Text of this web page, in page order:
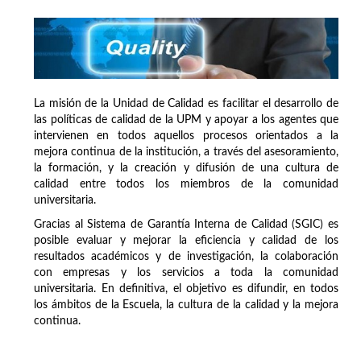
La misión de la Unidad de Calidad es facilitar el desarrollo de
las políticas de calidad de la UPM y apoyar a los agentes que
intervienen en todos aquellos procesos orientados a la
mejora continua de la institución, a través del asesoramiento,
la formación, y la creación y difusión de una cultura de
calidad entre todos los miembros de la comunidad
universitaria.
Gracias al Sistema de Garantía Interna de Calidad (SGIC) es
posible evaluar y mejorar la eficiencia y calidad de los
resultados académicos y de investigación, la colaboración
con empresas y los servicios a toda la comunidad
universitaria. En definitiva, el objetivo es difundir, en todos
los ámbitos de la Escuela, la cultura de la calidad y la mejora
continua.